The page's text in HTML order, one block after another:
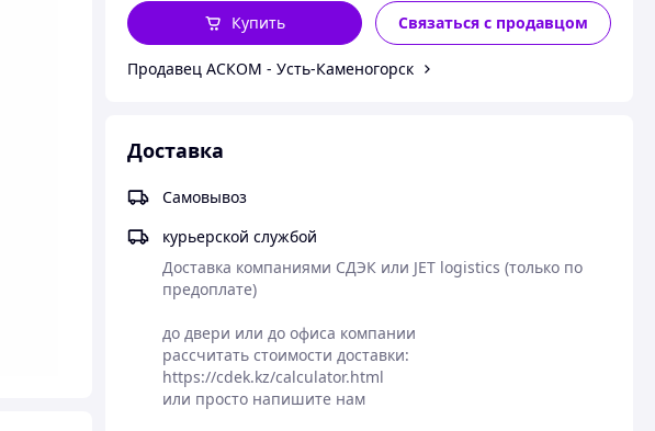
Купить Связаться с продавцом
Продавец АСКОМ - Усть-Каменогорск
Доставка
Самовывоз
курьерской службой
Доставка компаниями СДЭК или JET logistics (только по
предоплате)
до двери или до офиса компании
рассчитать стоимости доставки:
https://cdek.kz/calculator.html
или просто напишите нам